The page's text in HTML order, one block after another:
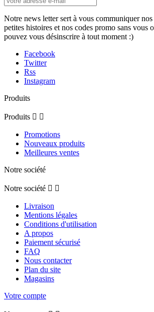
Notre news letter sert à vous communiquer
petites histoires et nos codes promo sans vous
pouvez vous désinscrire à tout moment :)
Facebook
Twitter
Rss
Instagram
Produits
Produits  
Promotions
Nouveaux produits
Meilleures ventes
Notre société
Notre société  
Livraison
Mentions légales
Conditions d'utilisation
A propos
Paiement sécurisé
FAQ
Nous contacter
Plan du site
Magasins
Votre compte